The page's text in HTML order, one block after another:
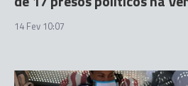
14 Fev 10:07